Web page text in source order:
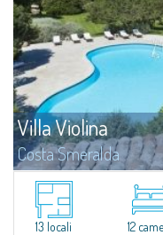
Villa Violina
Costa Smeralda
Villa Violina...
13 locali 12